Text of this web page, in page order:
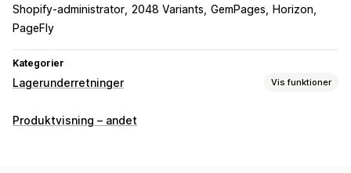
Shopify-administrator 2048 Variants GemPages
Horizon
PageFly
Kategorier
Lagerunderretninger Vis funktioner
Notifikationer
Produktvisning – andet